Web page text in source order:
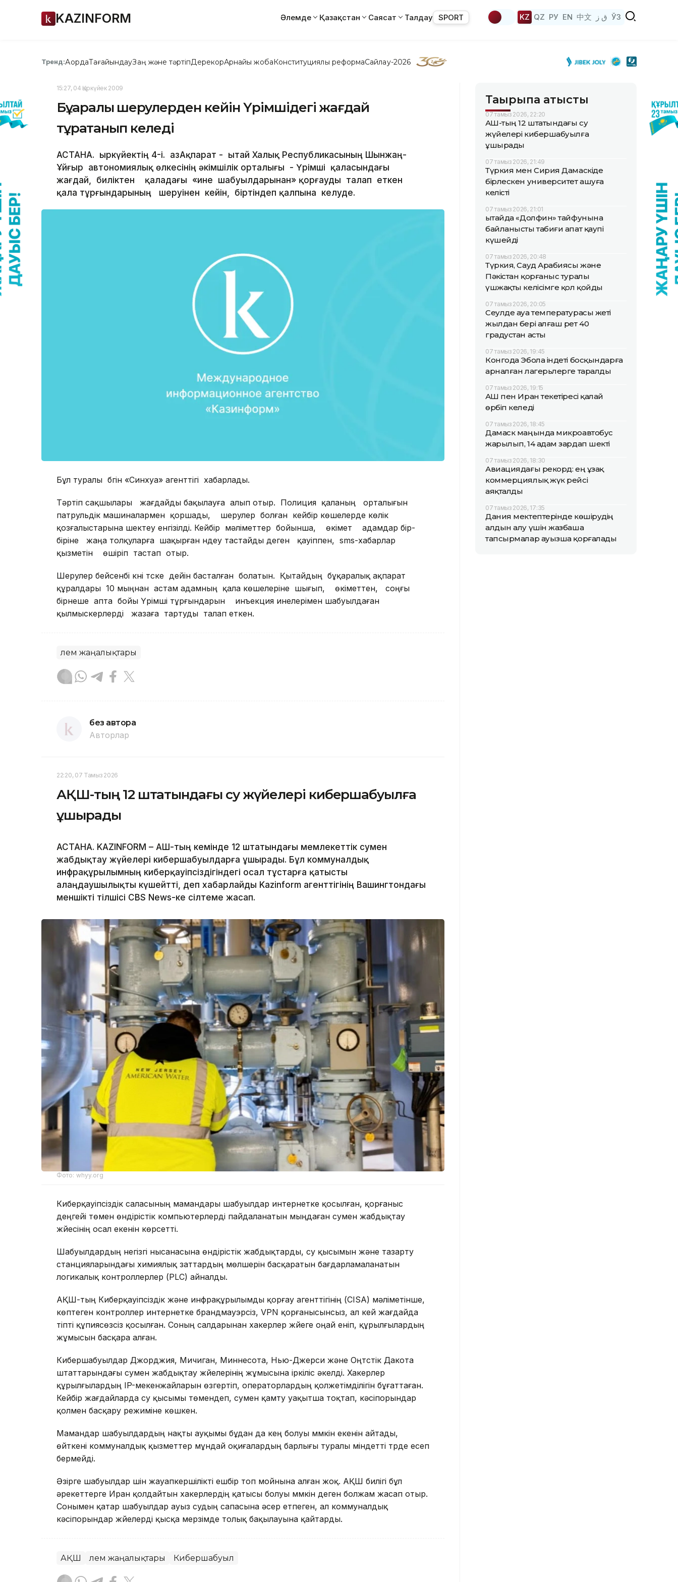
KAZINFORM Әлемде Қазақстан Саясат Талдау SPORT KZ QZ РУ EN 中文 ق ز ЎЗ
Тренд:АқордаТағайындауЗаң және тәртіпДерекқорАрнайы жобаКонституциялық реформаСайлау-2026
15:27, 04 Қыркүйек 2009
Бұқаралық шерулерден кейін Үрімшідегі жағдай
тұрақтанып келеді
АСТАНА. Қыркүйектің 4-і. ҚазАқпарат - Қытай Халық Республикасының Шынжаң-
Ұйғыр автономиялық өлкесінің әкімшілік орталығы - Үрімші қаласындағы
жағдай, биліктен қаладағы «ине шабуылдарынан» қорғауды талап еткен
қала тұрғындарының шеруінен кейін, біртіндеп қалпына келуде.
Бұл туралы бүгін «Синхуа» агенттігі хабарлады.
Тәртіп сақшылары жағдайды бақылауға алып отыр. Полиция қаланың орталығын
патрульдік машиналармен қоршады, шерулер болған кейбір көшелерде көлік
қозғалыстарына шектеу енгізілді. Кейбір мәліметтер бойынша, өкімет адамдар бір-
біріне жаңа толқуларға шақырған үндеу тастайды деген қауіппен, sms-хабарлар
қызметін өшіріп тастап отыр.
Шерулер бейсенбі күні түске дейін басталған болатын. Қытайдың бұқаралық ақпарат
құралдары 10 мыңнан астам адамның қала көшелеріне шығып, өкіметтен, соңғы
бірнеше апта бойы Үрімші тұрғындарын инъекция инелерімен шабуылдаған
қылмыскерлерді жазаға тартуды талап еткен.
Әлем жаңалықтары
без автора
Авторлар
22:20, 07 Тамыз 2026
АҚШ-тың 12 штатындағы су жүйелері кибершабуылға
ұшырады
АСТАНА. KAZINFORM – АҚШ-тың кемінде 12 штатындағы мемлекеттік сумен
жабдықтау жүйелері кибершабуылдарға ұшырады. Бұл коммуналдық
инфрақұрылымның киберқауіпсіздігіндегі осал тұстарға қатысты
алаңдаушылықты күшейтті, деп хабарлайды Kazinform агенттігінің Вашингтондағы
меншікті тілшісі CBS News-ке сілтеме жасап.
Фото: whyy.org
Киберқауіпсіздік саласының мамандары шабуылдар интернетке қосылған, қорғаныс
деңгейі төмен өндірістік компьютерлерді пайдаланатын мыңдаған сумен жабдықтау
жүйесінің осал екенін көрсетті.
Шабуылдардың негізгі нысанасына өндірістік жабдықтарды, су қысымын және тазарту
станцияларындағы химиялық заттардың мөлшерін басқаратын бағдарламаланатын
логикалық контроллерлер (PLC) айналды.
АҚШ-тың Киберқауіпсіздік және инфрақұрылымды қорғау агенттігінің (CISA) мәліметінше,
көптеген контроллер интернетке брандмауэрсіз, VPN қорғанысынсыз, ал кей жағдайда
тіпті құпиясөзсіз қосылған. Соның салдарынан хакерлер жүйеге оңай еніп, құрылғылардың
жұмысын басқара алған.
Кибершабуылдар Джорджия, Мичиган, Миннесота, Нью-Джерси және Оңтүстік Дакота
штаттарындағы сумен жабдықтау жүйелерінің жұмысына іркіліс әкелді. Хакерлер
құрылғылардың IP-мекенжайларын өзгертіп, операторлардың қолжетімділігін бұғаттаған.
Кейбір жағдайларда су қысымы төмендеп, сумен қамту уақытша тоқтап, кәсіпорындар
қолмен басқару режиміне көшкен.
Мамандар шабуылдардың нақты ауқымы бұдан да кең болуы мүмкін екенін айтады,
өйткені коммуналдық қызметтер мұндай оқиғалардың барлығы туралы міндетті түрде есеп
бермейді.
Әзірге шабуылдар үшін жауапкершілікті ешбір топ мойнына алған жоқ. АҚШ билігі бұл
әрекеттерге Иран қолдайтын хакерлердің қатысы болуы мүмкін деген болжам жасап отыр.
Сонымен қатар шабуылдар ауыз судың сапасына әсер етпеген, ал коммуналдық
кәсіпорындар жүйелерді қысқа мерзімде толық бақылауына қайтарды.
АҚШ Әлем жаңалықтары Кибершабуыл
Тақырыпқа қатысты
07 тамыз 2026, 22:20
АҚШ-тың 12 штатындағы су
жүйелері кибершабуылға
ұшырады
07 тамыз 2026, 21:49
Түркия мен Сирия Дамаскіде
бірлескен университет ашуға
келісті
07 тамыз 2026, 21:01
Қытайда «Долфин» тайфунына
байланысты табиғи апат қаупі
күшейді
07 тамыз 2026, 20:48
Түркия, Сауд Арабиясы және
Пәкістан қорғаныс туралы
үшжақты келісімге қол қойды
07 тамыз 2026, 20:05
Сеулде ауа температурасы жеті
жылдан бері алғаш рет 40
градустан асты
07 тамыз 2026, 19:45
Конгода Эбола індеті босқындарға
арналған лагерьлерге таралды
07 тамыз 2026, 19:15
АҚШ пен Иран текетіресі қалай
өрбіп келеді
07 тамыз 2026, 18:45
Дамаск маңында микроавтобус
жарылып, 14 адам зардап шекті
07 тамыз 2026, 18:30
Авиациядағы рекорд: ең ұзақ
коммерциялық жүк рейсі
аяқталды
07 тамыз 2026, 17:35
Дания мектептерінде көшірудің
алдын алу үшін жазбаша
тапсырмалар ауызша қорғалады